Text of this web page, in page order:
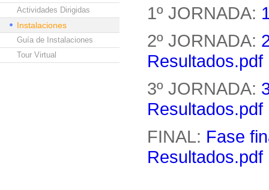
Actividades Dirigidas
Instalaciones
Guía de Instalaciones
Tour Virtual
1º JORNADA:
2º JORNADA:
Resultados.pdf
3º JORNADA:
Resultados.pdf
FINAL: Fase
Resultados.pdf